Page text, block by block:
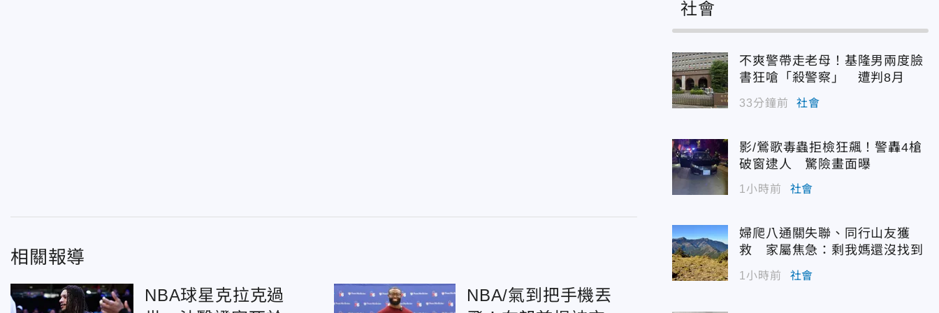
相關報導
NBA球星克拉克過
NBA/氣到把手機丟
社會
不爽警帶走老母！基隆男兩度臉
書狂嗆「殺警察」 遭判8月
33分鐘前 社會
影/鶯歌毒蟲拒檢狂飆！警轟4槍
破窗逮人 驚險畫面曝
1小時前 社會
婦爬八通關失聯、同行山友獲
救 家屬焦急：剩我媽還沒找到
1小時前 社會